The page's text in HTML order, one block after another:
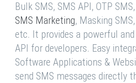
Bulk SMS, SMS API, OTP
SMS Marketing, Masking
etc. It provides a powerful
API for developers. Easy
Software Applications &
send SMS messages directly